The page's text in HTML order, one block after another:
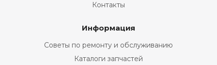
Контакты
Информация
Советы по ремонту и обслуживанию
Каталоги запчастей